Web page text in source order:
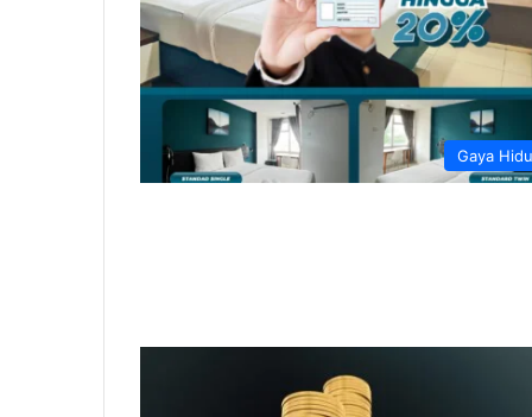
Gaya